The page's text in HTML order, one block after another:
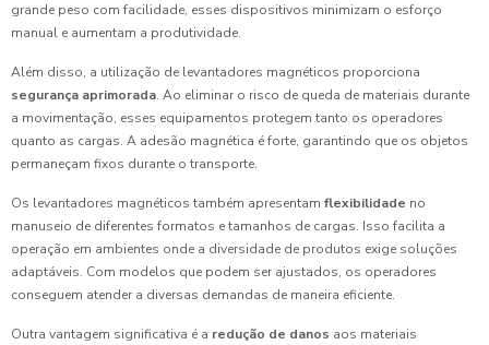
grande peso com facilidade, esses dispositivos minimizam o esforço
manual e aumentam a produtividade.
Além disso, a utilização de levantadores magnéticos proporciona
segurança aprimorada. Ao eliminar o risco de queda de materiais durante
a movimentação, esses equipamentos protegem tanto os operadores
quanto as cargas. A adesão magnética é forte, garantindo que os objetos
permaneçam fixos durante o transporte.
Os levantadores magnéticos também apresentam flexibilidade no
manuseio de diferentes formatos e tamanhos de cargas. Isso facilita a
operação em ambientes onde a diversidade de produtos exige soluções
adaptáveis. Com modelos que podem ser ajustados, os operadores
conseguem atender a diversas demandas de maneira eficiente.
Outra vantagem significativa é a redução de danos aos materiais